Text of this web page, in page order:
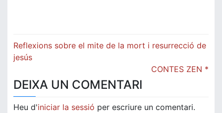
Navegació
d'entrades
Reflexions sobre el mite de la mort i resurrecció de
jesús
CONTES ZEN *
DEIXA UN COMENTARI
Heu d'iniciar la sessió per escriure un comentari.